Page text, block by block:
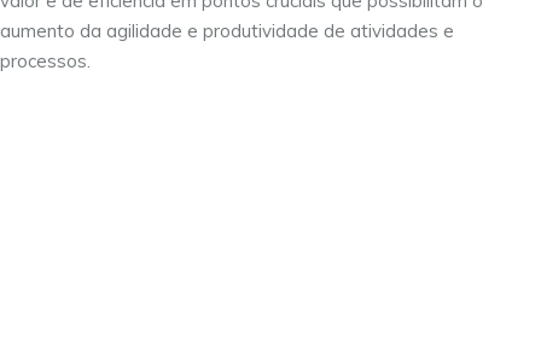
aumento da agilidade e produtividade de atividades e
processos.